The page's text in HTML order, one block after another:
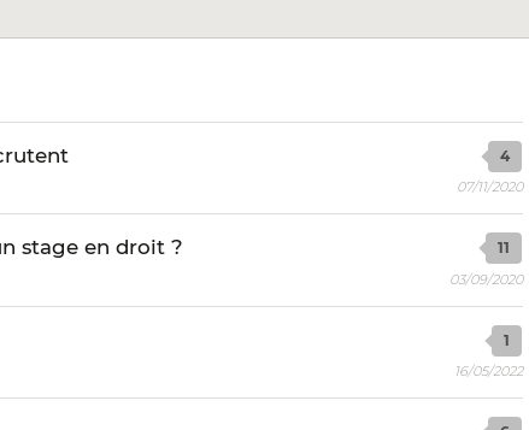
4
07/11/2020
stage en droit ? 11
03/09/2020
1
16/05/2022